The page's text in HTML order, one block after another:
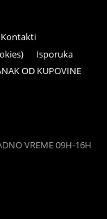
Kontakti
Isporuka
OD KUPOVINE
VREME 09H-16H